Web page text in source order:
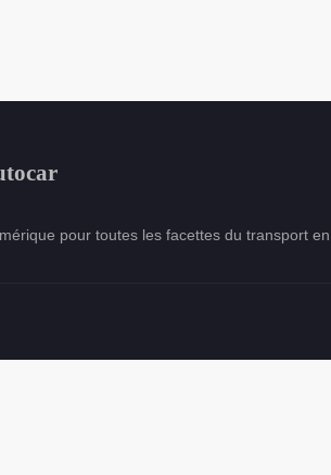
pour toutes les facettes du transport